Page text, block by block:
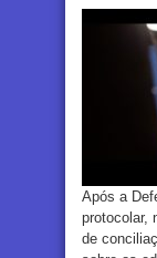
Após a
protocolar,
de